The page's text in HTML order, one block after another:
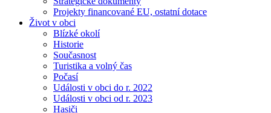
Projekty financované EU, ostatní dotace
Život v obci
Blízké okolí
Historie
Současnost
Turistika a volný čas
Počasí
Události v obci do r. 2022
Události v obci od r. 2023
Hasiči